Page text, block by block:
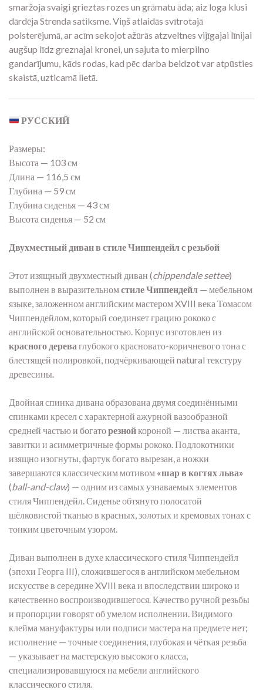
smaržoja svaigi grieztas rozes un grāmatu āda; aiz loga klusi
dārdēja Strenda satiksme. Viņš atlaidās svītrotajā
polsterējumā, ar acīm sekojot ažūrās atzveltnes vijīgajai līnijai
augšup līdz greznajai kronei, un sajuta to mierpilno
gandarījumu, kāds rodas, kad pēc darba beidzot var atpūsties
skaistā, uzticamā lietā.
РУССКИЙ
Размеры:
Высота — 103 см
Длина — 116,5 см
Глубина — 59 см
Глубина сиденья — 43 см
Высота сиденья — 52 см
Двухместный диван в стиле Чиппендейл с резьбой
Этот изящный двухместный диван (chippendale settee)
выполнен в выразительномстиле Чиппендейл — мебельном
языке, заложенном английским мастером XVIII века Томасом
Чиппендейлом, который соединяет грацию рококо с
английской основательностью. Корпус изготовлен из
красного дерева глубокого красновато-коричневого тона с
блестящей полировкой, подчёркивающей natural текстуру
древесины.
Двойная спинка дивана образована двумя соединёнными
спинками кресел с характерной ажурной вазообразной
средней частью и богаторезнойкороной — листва аканта,
завитки и асимметричные формы рококо. Подлокотники
изящно изогнуты, фартук богато вырезан, а ножки
завершаются классическим мотивом «шар в когтях льва»
(ball-and-claw) — одним из самых узнаваемых элементов
стиля Чиппендейл. Сиденье обтянуто полосатой
шёлковистой тканью в красных, золотых и кремовых тонах с
тонким цветочным узором.
Диван выполнен в духе классического стиля Чиппендейл
(эпохи Георга III), сложившегося в английском мебельном
искусстве в середине XVIII века и впоследствии широко и
качественно воспроизводившегося. Качество ручной резьбы
и пропорции говорят об умелом исполнении. Видимого
клейма мануфактуры или подписи мастера на предмете нет;
исполнение — точные соединения, глубокая и чёткая резьба
— указывает на мастерскую высокого класса,
специализировавшуюся на мебели английского
классического стиля.